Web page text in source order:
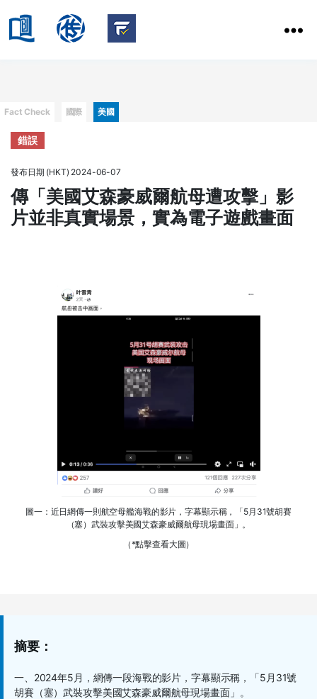
HKBU
of
Communication
Categories
Fact Check 國際 美國
錯誤
發布日期 (HKT) 2024-06-07
傳「美國艾森豪威爾航母遭攻擊」影
片並非真實場景，實為電子遊戲畫面
圖一：近日網傳一則航空母艦海戰的影片，字幕顯示稱，「5月31號胡賽
（塞）武裝攻擊美國艾森豪威爾航母現場畫面」。
（*點擊查看大圖）
摘要：
一、 2024年5 月，網傳一段海戰的影片，字幕顯示稱，「5 月 31號
胡賽（塞）武裝攻擊美國艾森豪威爾航母現場畫面」。